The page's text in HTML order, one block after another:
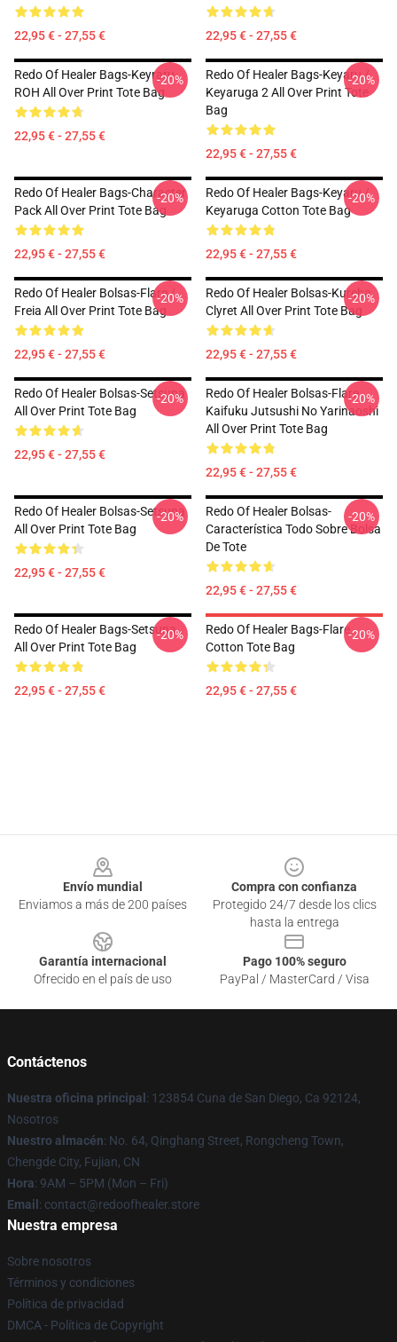
22,95 € - 27,55 € 22,95 € - 27,55 €
Redo Of Healer Bags-Keyraru
ROH All Over Print Tote Bag
22,95 € - 27,55 €
-20%
Redo Of Healer Bags-Keyaru /
Keyaruga 2 All Over Print Tote
Bag
22,95 € - 27,55 €
-20%
Redo Of Healer Bags-Character
Pack All Over Print Tote Bag
22,95 € - 27,55 €
-20%
Redo Of Healer Bags-Keyaru /
Keyaruga Cotton Tote Bag
22,95 € - 27,55 €
-20%
Redo Of Healer Bolsas-Flare /
Freia All Over Print Tote Bag
22,95 € - 27,55 €
-20%
Redo Of Healer Bolsas-Kureha
Clyret All Over Print Tote Bag
22,95 € - 27,55 €
-20%
Redo Of Healer Bolsas-Setsuna
All Over Print Tote Bag
22,95 € - 27,55 €
-20%
Redo Of Healer Bolsas-Flare
Kaifuku Jutsushi No Yarinaoshi
All Over Print Tote Bag
22,95 € - 27,55 €
-20%
Redo Of Healer Bolsas-Setsuna
All Over Print Tote Bag
22,95 € - 27,55 €
-20%
Redo Of Healer Bolsas-
Característica Todo Sobre Bolsa
De Tote
22,95 € - 27,55 €
-20%
Redo Of Healer Bags-Setsuna
All Over Print Tote Bag
22,95 € - 27,55 €
-20%
Redo Of Healer Bags-Flare
Cotton Tote Bag
22,95 € - 27,55 €
-20%
Envío mundial
Enviamos a más de 200 países
Compra con confianza
Protegido 24/7 desde los clics
hasta la entrega
Garantía internacional
Ofrecido en el país de uso
Pago 100% seguro
PayPal / MasterCard / Visa
Contáctenos
Nuestra oficina principal : 123854 Cuna de San Diego, Ca 92124,
Nosotros
Nuestro almacén: No. 64, Qinghang Street, Rongcheng Town,
Chengde City, Fujian, CN
Hora: 9AM – 5PM (Mon – Fri)
Email : contact@redoofhealer.store
Nuestra empresa
Sobre nosotros
Términos y condiciones
Política de privacidad
DMCA - Política de Copyright